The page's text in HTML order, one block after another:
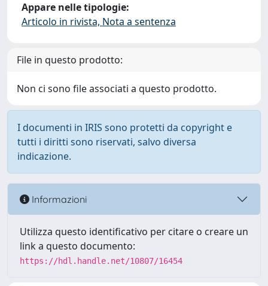
Appare nelle tipologie:
Articolo in rivista, Nota a sentenza
File in questo prodotto:
Non ci sono file associati a questo prodotto.
I documenti in IRIS sono protetti da copyright e
tutti i diritti sono riservati, salvo diversa
indicazione.
Informazioni
Utilizza questo identificativo per citare o creare un
link a questo documento:
https://hdl.handle.net/10807/16454